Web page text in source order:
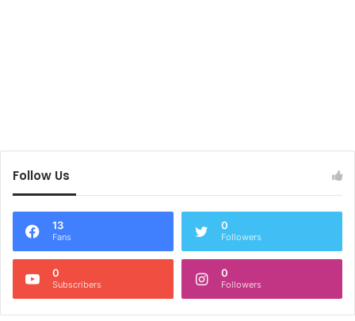
Follow Us
13
Fans
0
Followers
0
Subscribers
0
Followers